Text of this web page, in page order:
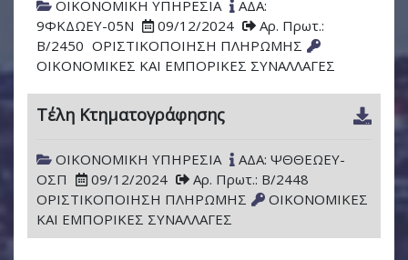
ΟΙΚΟΝΟΜΙΚΗ ΥΠΗΡΕΣΙΑ
ΑΔΑ:
9ΦΚΔΩΕΥ-05Ν
09/12/2024
Αρ. Πρωτ.:
Β/2450 ΟΡΙΣΤΙΚΟΠΟΙΗΣΗ ΠΛΗΡΩΜΗΣ
ΟΙΚΟΝΟΜΙΚΕΣ ΚΑΙ ΕΜΠΟΡΙΚΕΣ ΣΥΝΑΛΛΑΓΕΣ
Τέλη Κτηματογράφησης
ΟΙΚΟΝΟΜΙΚΗ ΥΠΗΡΕΣΙΑ
ΑΔΑ: ΨΘΘΕΩΕΥ-
ΟΣΠ
09/12/2024
Αρ. Πρωτ.: Β/2448
ΟΡΙΣΤΙΚΟΠΟΙΗΣΗ ΠΛΗΡΩΜΗΣ
ΟΙΚΟΝΟΜΙΚΕΣ
ΚΑΙ ΕΜΠΟΡΙΚΕΣ ΣΥΝΑΛΛΑΓΕΣ